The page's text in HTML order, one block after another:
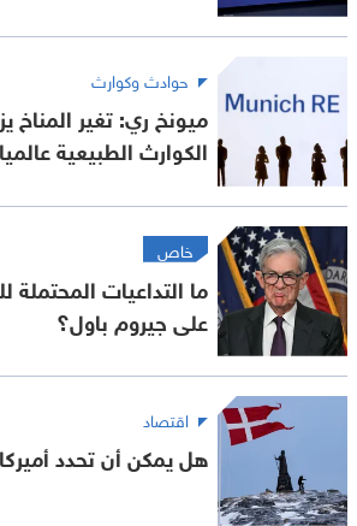
حوادث وكوارث
ميونخ ري: تغير المناخ
الكوارث الطبيعية عالميا
خاص
ما التداعيات المحتملة
على جيروم باول؟
اقتصاد
هل يمكن أن تحدد